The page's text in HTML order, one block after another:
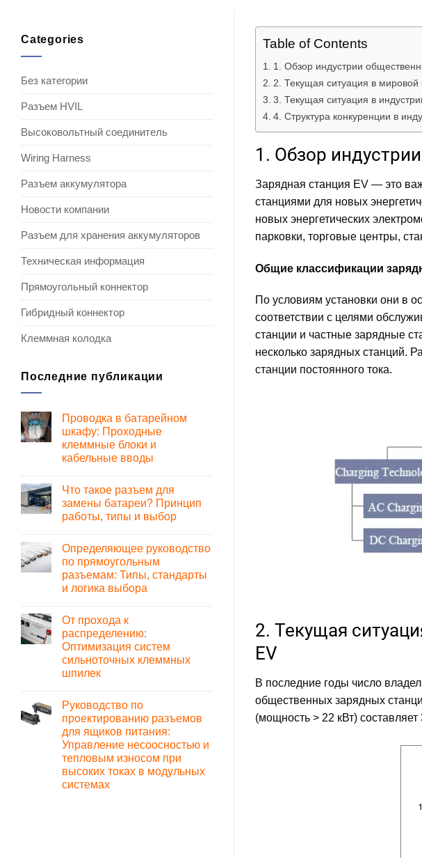
Categories
Без категории
Разъем HVIL
Высоковольтный соединитель
Wiring Harness
Разъем аккумулятора
Новости компании
Разъем для хранения аккумуляторов
Техническая информация
Прямоугольный коннектор
Гибридный коннектор
Клеммная колодка
Последние публикации
Проводка в батарейном
шкафу: Проходные
клеммные блоки и
кабельные вводы
записи
в
батарейном
клеммные
блоки
и
кабельные
вводы
Что такое разъем для
замены батареи? Принцип
работы, типы и выбор
записи
такое
разъем
для
замены
работы,
типы
и
выбор
Определяющее руководство
по прямоугольным
разъемам: Типы, стандарты
и логика выбора
записи
Определяющее
руководство
по
прямоугольным
разъемам:
Типы,
логика
выбора
От прохода к
распределению:
Оптимизация систем
сильноточных клеммных
шпилек
записи
От
прохода
к
распределению:
Оптимизация
систем
сильноточных
клеммных
шпилек
Руководство по
проектированию разъемов
для ящиков питания:
Управление несоосностью и
тепловым износом при
высоких токах в модульных
системах
Table of Contents
1. Обзор индустрии
2. Текущая ситуация в
3. Текущая ситуация в
4. Структура конкуренции в
1. Обзор
Зарядная станция EV — это
станциями для новых
новых энергетических
парковки, торговые центры,
Общие классификации
По условиям установки они в
соответствии с целями
станции и частные зарядные
несколько зарядных станций.
станции постоянного тока.
2. Текущая
EV
В последние годы число
общественных зарядных
(мощность > 22 кВт)